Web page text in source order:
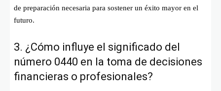
de preparación necesaria para sostener un éxito mayor en el
futuro.
3. ¿Cómo influye el significado del
número 0440 en la toma de decisiones
financieras o profesionales?